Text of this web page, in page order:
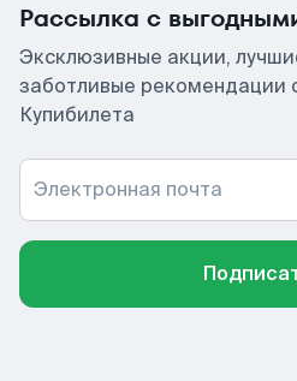
Рассылка с
Эксклюзивные акции,
заботливые рекомендации
Купибилета
Электронная почта